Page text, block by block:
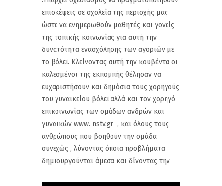
επισκέψεις σε σχολεία της περιοχής μας
ώστε να ενημερωθούν μαθητές και γονείς
της τοπικής κοινωνίας για αυτή την
δυνατότητα ενασχόλησης των αγοριών με
το βόλεϊ. Κλείνοντας αυτή την κουβέντα οι
καλεσμένοι της εκπομπής θέλησαν να
ευχαριστήσουν και δημόσια τους χορηγούς
του γυναικείου βόλεϊ αλλά και τον χορηγό
επικοινωνίας των ομάδων ανδρών και
γυναικών www. nstv.gr , και όλους τους
ανθρώπους που βοηθούν την ομάδα
συνεχώς , λύνοντας όποια προβλήματα
δημιουργούνται άμεσα και δίνοντας την